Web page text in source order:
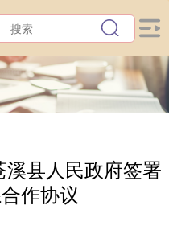
县人民政府签署
作协议